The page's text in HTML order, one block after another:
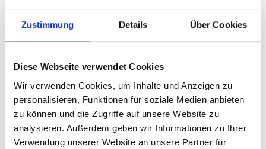
Zustimmung Details Über Cookies
Diese Webseite verwendet Cookies
Wir verwenden Cookies, um Inhalte und Anzeigen zu
personalisieren, Funktionen für soziale Medien anbieten
zu können und die Zugriffe auf unsere Website zu
analysieren. Außerdem geben wir Informationen zu Ihrer
Verwendung unserer Website an unsere Partner für